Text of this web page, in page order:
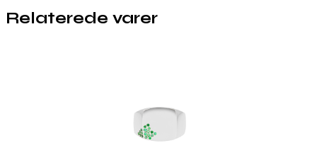
Relaterede varer